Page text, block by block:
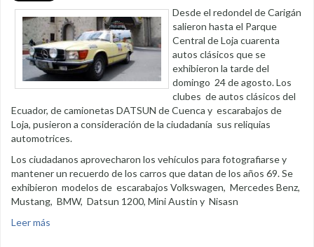
Desde el redondel de Carigán
salieron hasta el Parque
Central de Loja cuarenta
autos clásicos que se
exhibieron la tarde del
domingo 24 de agosto. Los
clubes de autos clásicos del
Ecuador, de camionetas DATSUN de Cuenca y escarabajos de
Loja, pusieron a consideración de la ciudadanía sus reliquias
automotrices.
Los ciudadanos aprovecharon los vehículos para fotografiarse y
mantener un recuerdo de los carros que datan de los años 69. Se
exhibieron modelos de escarabajos Volkswagen, Mercedes Benz,
Mustang, BMW, Datsun 1200, Mini Austin y Nisasn
Leer más